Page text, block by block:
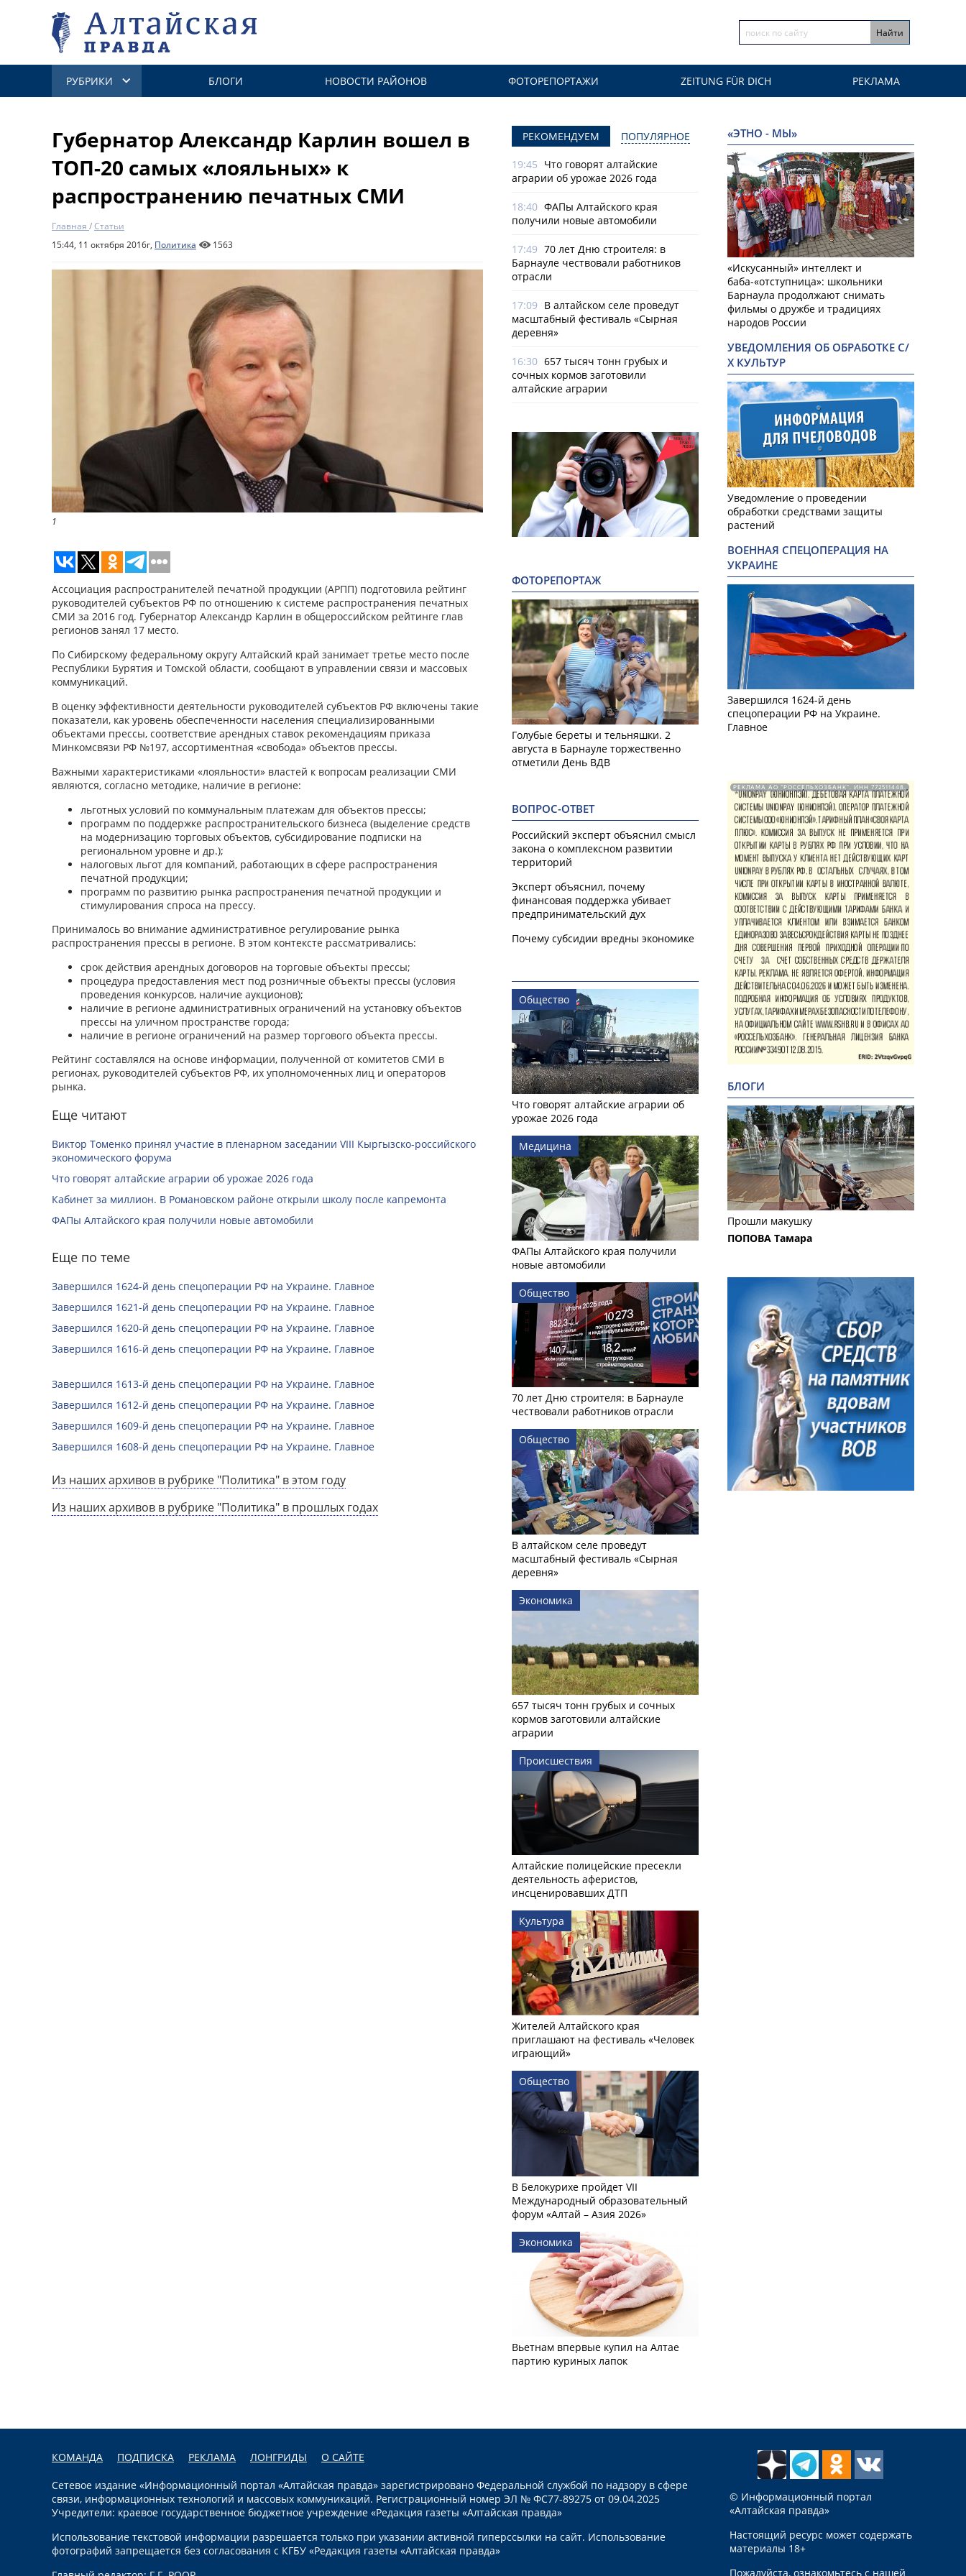
РУБРИКИ БЛОГИ НОВОСТИ РАЙОНОВ ФОТОРЕПОРТАЖИ ZEITUNG FÜR DICH РЕКЛАМА
Губернатор Александр Карлин вошел в
ТОП-20 самых «лояльных» к
распространению печатных СМИ
Главная /Статьи
15:44, 11 октября 2016г, Политика 1563
1
Ассоциация распространителей печатной продукции (АРПП) подготовила рейтинг
руководителей субъектов РФ по отношению к системе распространения печатных
СМИ за 2016 год. Губернатор Александр Карлин в общероссийском рейтинге глав
регионов занял 17 место.
По Сибирскому федеральному округу Алтайский край занимает третье место после
Республики Бурятия и Томской области, сообщают в управлении связи и массовых
коммуникаций.
В оценку эффективности деятельности руководителей субъектов РФ включены такие
показатели, как уровень обеспеченности населения специализированными
объектами прессы, соответствие арендных ставок рекомендациям приказа
Минкомсвязи РФ №197, ассортиментная «свобода» объектов прессы.
Важными характеристиками «лояльности» властей к вопросам реализации СМИ
являются, согласно методике, наличие в регионе:
­льготных условий по коммунальным платежам для объектов прессы;
­программ по поддержке распространительского бизнеса (выделение средств
на модернизацию торговых объектов, субсидирование подписки на
региональном уровне и др.);
­налоговых льгот для компаний, работающих в сфере распространения
печатной продукции;
­программ по развитию рынка распространения печатной продукции и
стимулирования спроса на прессу.
Принималось во внимание административное регулирование рынка
распространения прессы в регионе. В этом контексте рассматривались:
­срок действия арендных договоров на торговые объекты прессы;
­процедура предоставления мест под розничные объекты прессы (условия
проведения конкурсов, наличие аукционов);
­наличие в регионе административных ограничений на установку объектов
прессы на уличном пространстве города;
­наличие в регионе ограничений на размер торгового объекта прессы.
Рейтинг составлялся на основе информации, полученной от комитетов СМИ в
регионах, руководителей субъектов РФ, их уполномоченных лиц и операторов
рынка.
Еще читают
Виктор Томенко принял участие в пленарном заседании VIII Кыргызско-российского
экономического форума
Что говорят алтайские аграрии об урожае 2026 года
Кабинет за миллион. В Романовском районе открыли школу после капремонта
ФАПы Алтайского края получили новые автомобили
Еще по теме
Завершился 1624-й день спецоперации РФ на Украине. Главное
Завершился 1621-й день спецоперации РФ на Украине. Главное
Завершился 1620-й день спецоперации РФ на Украине. Главное
Завершился 1616-й день спецоперации РФ на Украине. Главное
Завершился 1613-й день спецоперации РФ на Украине. Главное
Завершился 1612-й день спецоперации РФ на Украине. Главное
Завершился 1609-й день спецоперации РФ на Украине. Главное
Завершился 1608-й день спецоперации РФ на Украине. Главное
Из наших архивов в рубрике "Политика" в этом году
Из наших архивов в рубрике "Политика" в прошлых годах
РЕКОМЕНДУЕМ ПОПУЛЯРНОЕ
19:45 Что говорят алтайские
аграрии об урожае 2026 года
18:40 ФАПы Алтайского края
получили новые автомобили
17:49 70 лет Дню строителя: в
Барнауле чествовали работников
отрасли
17:09 В алтайском селе проведут
масштабный фестиваль «Сырная
деревня»
16:30 657 тысяч тонн грубых и
сочных кормов заготовили
алтайские аграрии
ФОТОРЕПОРТАЖ
Голубые береты и тельняшки. 2
августа в Барнауле торжественно
отметили День ВДВ
ВОПРОС-ОТВЕТ
Российский эксперт объяснил смысл
закона о комплексном развитии
территорий
Эксперт объяснил, почему
финансовая поддержка убивает
предпринимательский дух
Почему субсидии вредны экономике
Общество
Что говорят алтайские аграрии об
урожае 2026 года
Медицина
ФАПы Алтайского края получили
новые автомобили
Общество
70 лет Дню строителя: в Барнауле
чествовали работников отрасли
Общество
В алтайском селе проведут
масштабный фестиваль «Сырная
деревня»
Экономика
657 тысяч тонн грубых и сочных
кормов заготовили алтайские
аграрии
Происшествия
Алтайские полицейские пресекли
деятельность аферистов,
инсценировавших ДТП
Культура
Жителей Алтайского края
приглашают на фестиваль «Человек
играющий»
Общество
В Белокурихе пройдет VII
Международный образовательный
форум «Алтай – Азия 2026»
Экономика
Вьетнам впервые купил на Алтае
партию куриных лапок
«ЭТНО - МЫ»
«Искусанный» интеллект и
баба-«отступница»: школьники
Барнаула продолжают снимать
фильмы о дружбе и традициях
народов России
УВЕДОМЛЕНИЯ ОБ ОБРАБОТКЕ С/
Х КУЛЬТУР
Уведомление о проведении
обработки средствами защиты
растений
ВОЕННАЯ СПЕЦОПЕРАЦИЯ НА
УКРАИНЕ
Завершился 1624-й день
спецоперации РФ на Украине.
Главное
РЕКЛАМА АО "РОССЕЛЬХОЗБАНК". ИНН 772511448.
БЛОГИ
Прошли макушку
ПОПОВА Тамара
КОМАНДА ПОДПИСКА РЕКЛАМА ЛОНГРИДЫ О САЙТЕ
Сетевое издание «Информационный портал «Алтайская правда» зарегистрировано Федеральной службой по надзору в сфере
связи, информационных технологий и массовых коммуникаций. Регистрационный номер ЭЛ № ФС77-89275 от 09.04.2025
Учредители: краевое государственное бюджетное учреждение «Редакция газеты «Алтайская правда»
Использование текстовой информации разрешается только при указании активной гиперссылки на сайт. Использование
фотографий запрещается без согласования с КГБУ «Редакция газеты «Алтайская правда»
© Информационный портал
«Алтайская правда»
Настоящий ресурс может содержать
материалы 18+
Пожалуйста, ознакомьтесь с нашей